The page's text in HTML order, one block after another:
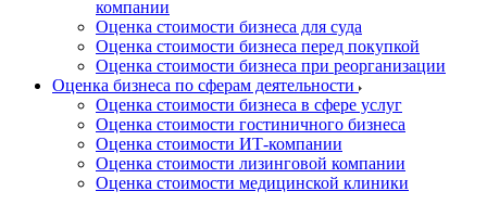
компании
Оценка стоимости бизнеса для суда
Оценка стоимости бизнеса перед покупкой
Оценка стоимости бизнеса при реорганизации
Оценка бизнеса по сферам деятельности
Оценка стоимости бизнеса в сфере услуг
Оценка стоимости гостиничного бизнеса
Оценка стоимости ИТ-компании
Оценка стоимости лизинговой компании
Оценка стоимости медицинской клиники